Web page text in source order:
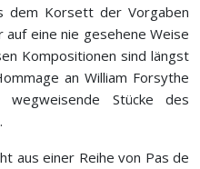
dem Korsett der Vorgaben
eine nie gesehene Weise
Kompositionen sind längst
an William Forsythe
Stücke des
aus einer Reihe von Pas de